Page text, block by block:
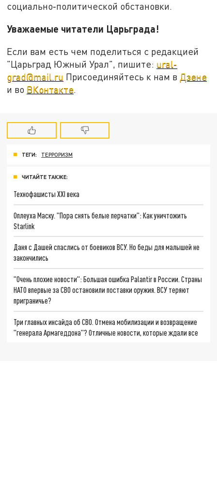
социально‑политической обстановки.
Уважаемые читатели Царьграда!
Если вам есть чем поделиться с редакцией
"Царьград Южный Урал", пишите: ural-
grad@mail.ru Присоединяйтесь к нам в Дзене
и во ВКонтакте
ТЕГИ: ТЕРРОРИЗМ
ЧИТАЙТЕ ТАКЖЕ:
Технофашисты XXI века
Оплеуха Маску. "Пора снять белые перчатки": Как уничтожить
Starlink
Даня с Дашей спаслись от боевиков ВСУ. Но беды для малышей не
закончились
"Очень плохие новости": Большая ошибка Palantir в России. Страны
НАТО впервые за СВО остановили поставки оружия. ВСУ теряют
приграничье?
Три главных инсайда об СВО. Отмена мобилизации и возвращение
"генерала Армагеддона"? Отличные новости, которые ждали все